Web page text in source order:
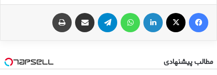
فیس بوک لینکدین تلگرام اشتراک گذاری از طریق ایمیل
مطالب پیشنهادی